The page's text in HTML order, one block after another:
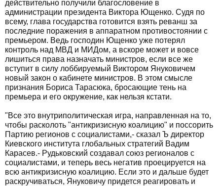
действительно получили благословение в
администрации президента Виктора Ющенко. Судя по
всему, глава государства готовится взять реванш за
последние поражения в аппаратном противостоянии с
премьером. Ведь господин Ющенко уже потерял
контроль над МВД и МИДом, а вскоре может и вовсе
лишиться права назначать министров, если все же
вступит в силу лоббируемый Виктором Януковичем
новый закон о кабинете министров. В этом смысле
признания Бориса Тарасюка, бросающие тень на
премьера и его окружение, как нельзя кстати.
"Все это внутриполитическая игра, направленная на то,
чтобы расколоть "антикризисную коалицию" и поссорить
Партию регионов с социалистами,- сказал Ъ директор
Киевского института глобальных стратегий Вадим
Карасев.- Рудьковский создавал союз регионалов с
социалистами, и теперь весь негатив проецируется на
всю антикризисную коалицию. Если это и дальше будет
раскручиваться, Януковичу придется реагировать и